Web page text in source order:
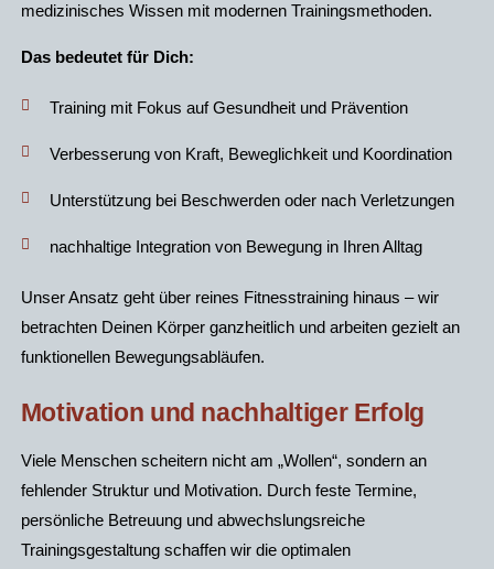
medizinisches Wissen mit modernen Trainingsmethoden.
Das bedeutet für Dich:
Training mit Fokus auf Gesundheit und Prävention
Verbesserung von Kraft, Beweglichkeit und Koordination
Unterstützung bei Beschwerden oder nach Verletzungen
nachhaltige Integration von Bewegung in Ihren Alltag
Unser Ansatz geht über reines Fitnesstraining hinaus – wir
betrachten Deinen Körper ganzheitlich und arbeiten gezielt an
funktionellen Bewegungsabläufen.
Motivation und nachhaltiger Erfolg
Viele Menschen scheitern nicht am „Wollen“, sondern an
fehlender Struktur und Motivation. Durch feste Termine,
persönliche Betreuung und abwechslungsreiche
Trainingsgestaltung schaffen wir die optimalen